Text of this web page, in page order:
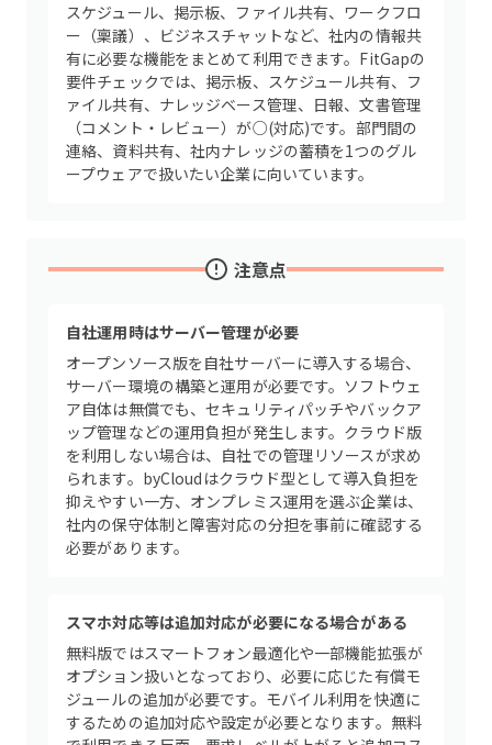
スケジュール、掲示板、ファイル共有、ワークフロ
ー（稟議）、ビジネスチャットなど、社内の情報共
有に必要な機能をまとめて利用できます。FitGapの
要件チェックでは、掲示板、スケジュール共有、フ
ァイル共有、ナレッジベース管理、日報、文書管理
（コメント・レビュー）が○(対応)です。部門間の
連絡、資料共有、社内ナレッジの蓄積を1つのグル
ープウェアで扱いたい企業に向いています。
注意点
自社運用時はサーバー管理が必要
オープンソース版を自社サーバーに導入する場合、
サーバー環境の構築と運用が必要です。ソフトウェ
ア自体は無償でも、セキュリティパッチやバックア
ップ管理などの運用負担が発生します。クラウド版
を利用しない場合は、自社での管理リソースが求め
られます。byCloudはクラウド型として導入負担を
抑えやすい一方、オンプレミス運用を選ぶ企業は、
社内の保守体制と障害対応の分担を事前に確認する
必要があります。
スマホ対応等は追加対応が必要になる場合がある
無料版ではスマートフォン最適化や一部機能拡張が
オプション扱いとなっており、必要に応じた有償モ
ジュールの追加が必要です。モバイル利用を快適に
するための追加対応や設定が必要となります。無料